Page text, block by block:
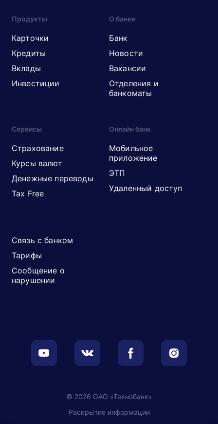
Продукты
Карточки
Кредиты
Вклады
Инвестиции
О банке
Банк
Новости
Вакансии
Отделения и
банкоматы
Сервисы
Страхование
Курсы валют
Денежные переводы
Tax Free
Онлайн банк
Мобильное
приложение
ЭТП
Удаленный доступ
Связь с банком
Тарифы
Сообщение о
нарушении
© 2026 ОАО «Технобанк»
Раскрытие информации